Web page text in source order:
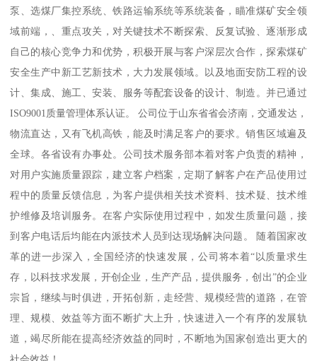
泵、选煤厂集控系统、铁路运输系统等系统装备，瞄准煤矿安全领
域前端，、重点攻关，对关键技术不断探索、反复试验、逐渐形成
自己的核心竞争力和优势，积极开展与客户深层次合作，探索煤矿
安全生产中新工艺新技术，大力发展领域。以及地面安防工程的设
计、集成、施工、安装、服务等配套设备的设计、制造。并已通过
ISO9001质量管理体系认证。 公司位于山东省省会济南，交通发达，
物流直达，又有飞机高铁，能及时满足客户的要求。销售区域遍及
全球。各省设有办事处。公司技术服务部本着对客户负责的精神，
对用户实施质量跟踪，建立客户档案，定期了解客户在产品使用过
程中的质量反馈信息，为客户提供相关技术资料、技术疑、技术维
护维修及培训服务。在客户实际使用过程中，如发生质量问题，接
到客户电话后均能在内派技术人员到达现场解决问题。 随着国家改
革的进一步深入，全国经济的快速发展，公司将本着“以质量求生
存，以科技求发展，开创企业，生产产品，提供服务，创出”的企业
宗旨，继续与时俱进，开拓创新，走经营、规模经营的道路，在管
理、规模、效益等方面不断扩大上升，快速进入一个有序的发展轨
道，竭尽所能在提高经济效益的同时，不断地为国家创造出更大的
社会效益！